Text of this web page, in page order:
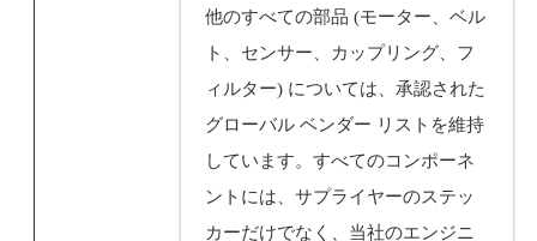
他のすべての部品 (モーター、ベル
ト、センサー、カップリング、フ
ィルター) については、承認された
グローバル ベンダー リストを維持
しています。すべてのコンポーネ
ントには、サプライヤーのステッ
カーだけでなく、当社のエンジニ